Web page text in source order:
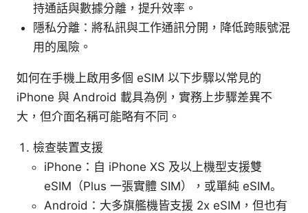
持通話與數據分離，提升效率。
隱私分離：將私訊與工作通訊分開，降低跨賬號混
用的風險。
如何在手機上啟用多個 eSIM 以下步驟以常見的
iPhone 與 Android 載具為例，實務上步驟差異不
大，但介面名稱可能略有不同。
檢查裝置支援
iPhone：自 iPhone XS 及以上機型支援雙
eSIM（Plus 一張實體 SIM），或單純 eSIM。
Android：大多旗艦機皆支援 2x eSIM，但也有